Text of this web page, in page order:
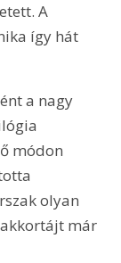
A
így hát
a nagy
módon
olyan
már